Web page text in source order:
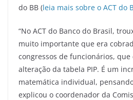
do BB (leia mais sobre o ACT do
“No ACT do Banco do Brasil,
muito importante que era
congressos de funcionários,
alteração da tabela PIP. É um
matemática individual,
explicou o coordenador da